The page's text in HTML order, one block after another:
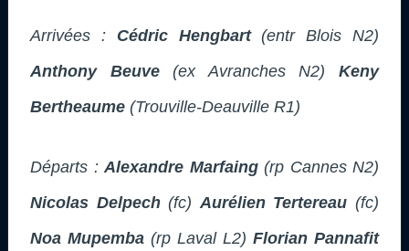
Arrivées : Cédric Hengbart(entr Blois N2)
Anthony Beuve(ex Avranches N2)Keny
Bertheaume (Trouville-Deauville R1)
Départs : Alexandre Marfaing (rp Cannes N2)
Nicolas Delpech(fc) Aurélien Tertereau (fc)
Noa Mupemba (rp Laval L2) Florian Pannafit